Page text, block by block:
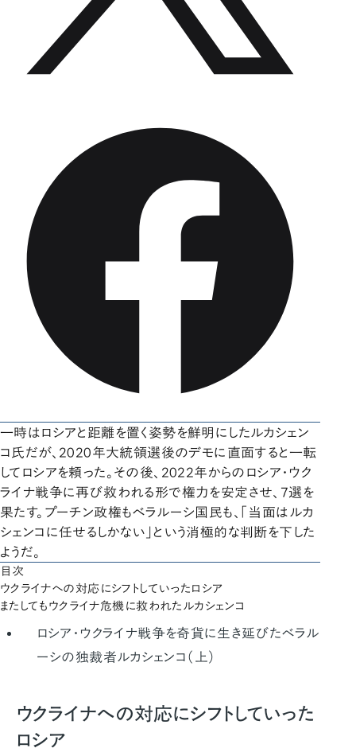
一時はロシアと距離を置く姿勢を鮮明にしたルカシェン
コ氏だが、2020年大統領選後のデモに直面すると一転
してロシアを頼った。その後、2022年からのロシア・ウク
ライナ戦争に再び救われる形で権力を安定させ、7選を
果たす。プーチン政権もベラルーシ国民も、「当面はルカ
シェンコに任せるしかない」という消極的な判断を下した
ようだ。
目次
ウクライナへの対応にシフトしていったロシア
またしてもウクライナ危機に救われたルカシェンコ
ロシア・ウクライナ戦争を奇貨に生き延びたベラル
ーシの独裁者ルカシェンコ（上）
ウクライナへの対応にシフトしていった
ロシア